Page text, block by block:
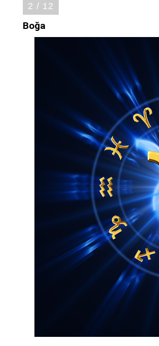
2 / 12
Boğa